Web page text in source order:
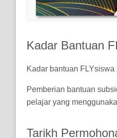
Kadar Bantuan
Kadar bantuan
Pemberian bantuan
pelajar yang
Tarikh